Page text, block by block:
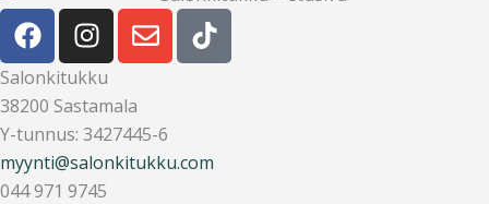
F
a
c
e
b
o
o
I
n
s
t
a
g
r
E
n
v
l
o
T
i
k
k
Salonkitukku
38200 Sastamala
Y-tunnus: 3427445-6
myynti@salonkitukku.com
044 971 9745